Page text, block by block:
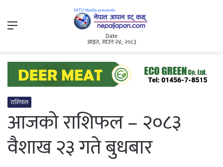
Menu
Date
आइत, साउन २४, २०८३
राशिफल
आजको राशिफल – २०८३
वैशाख २३ गते बुधबार